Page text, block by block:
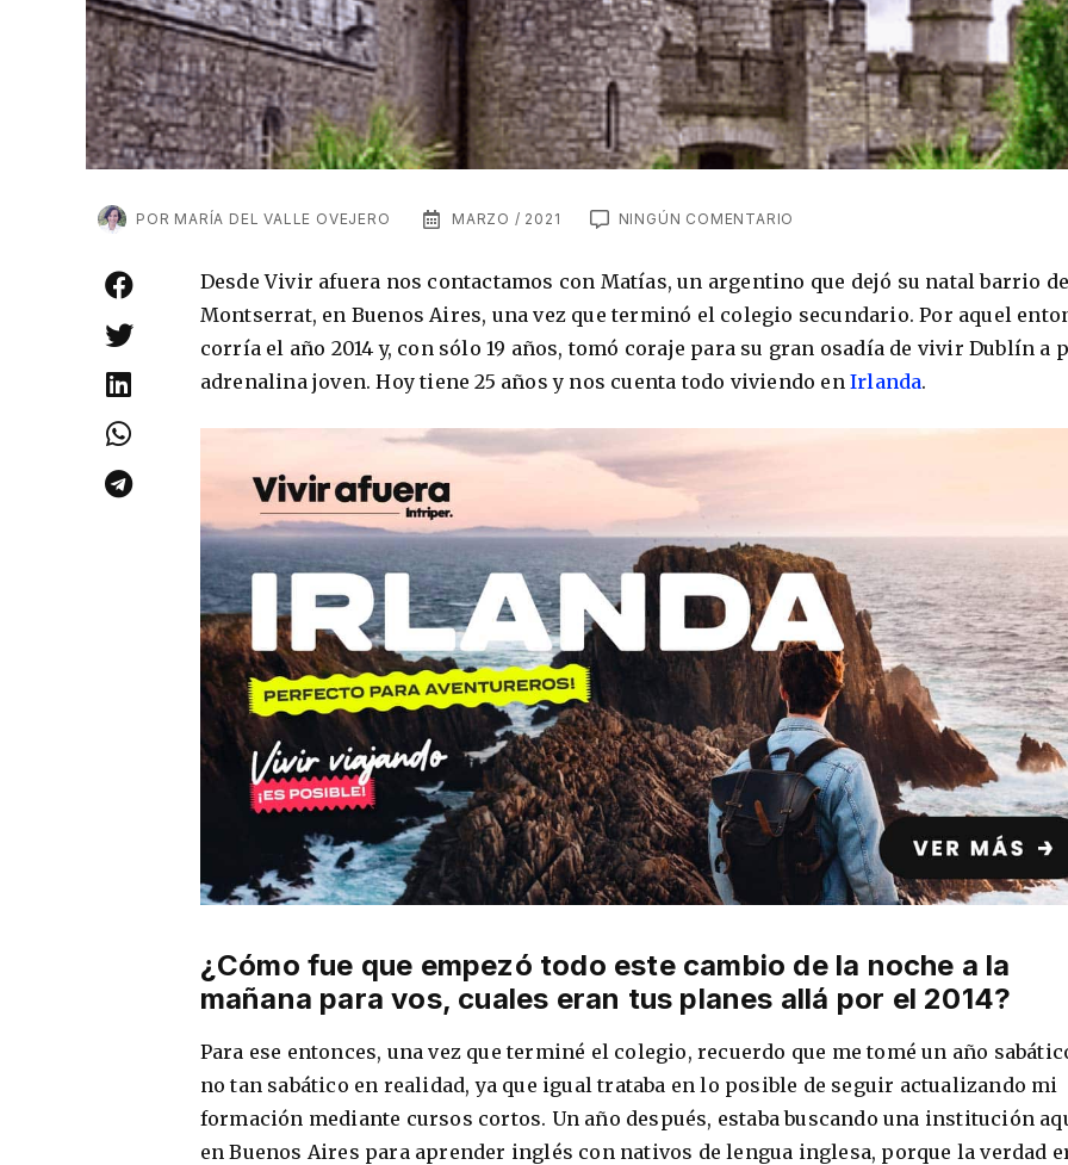
POR MARÍA DEL VALLE OVEJERO MARZO / 2021 NINGÚN COMENTARIO
Desde Vivir afuera nos contactamos con Matías, un argentino que dejó su natal barrio
Montserrat, en Buenos Aires, una vez que terminó el colegio secundario. Por aquel
corría el año 2014 y, con sólo 19 años, tomó coraje para su gran osadía de vivir Dublín a
adrenalina joven. Hoy tiene 25 años y nos cuenta todo viviendo enIrlanda.
¿Cómo fue que empezó todo este cambio de la noche a la
mañana para vos, cuales eran tus planes allá por el 2014?
Para ese entonces, una vez que terminé el colegio, recuerdo que me tomé un año
no tan sabático en realidad, ya que igual trataba en lo posible de seguir actualizando mi
formación mediante cursos cortos. Un año después, estaba buscando una institución
en Buenos Aires para aprender inglés con nativos de lengua inglesa, porque la verdad